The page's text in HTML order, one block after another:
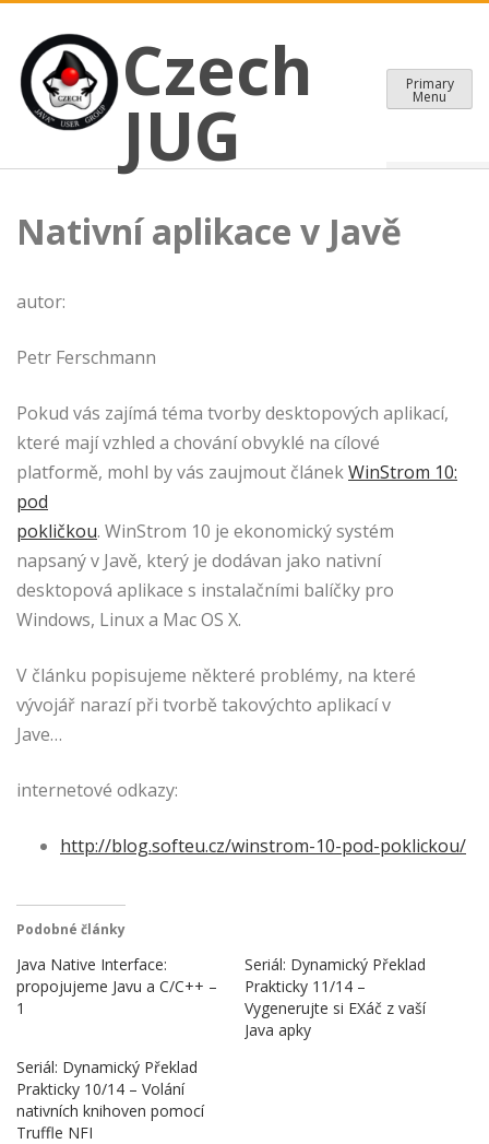
content
Czech JUG
CZECH JAVA USER GROUP
Czech
JUG
Primary
Menu
Nativní aplikace v Javě
autor:
Petr Ferschmann
Pokud vás zajímá téma tvorby desktopových aplikací,
které mají vzhled a chování obvyklé na cílové
platformě, mohl by vás zaujmout článekWinStrom 10:
pod
pokličkou. WinStrom 10 je ekonomický systém
napsaný v Javě, který je dodávan jako nativní
desktopová aplikace s instalačními balíčky pro
Windows, Linux a Mac OS X.
V článku popisujeme některé problémy, na které
vývojář narazí při tvorbě takovýchto aplikací v
Jave…
internetové odkazy:
http://blog.softeu.cz/winstrom-10-pod-poklickou/
Podobné články
Java Native Interface:
propojujeme Javu a C/C++ –
1
Seriál: Dynamický Překlad
Prakticky 11/14 –
Vygenerujte si EXáč z vaší
Java apky
Seriál: Dynamický Překlad
Prakticky 10/14 – Volání
nativních knihoven pomocí
Truffle NFI